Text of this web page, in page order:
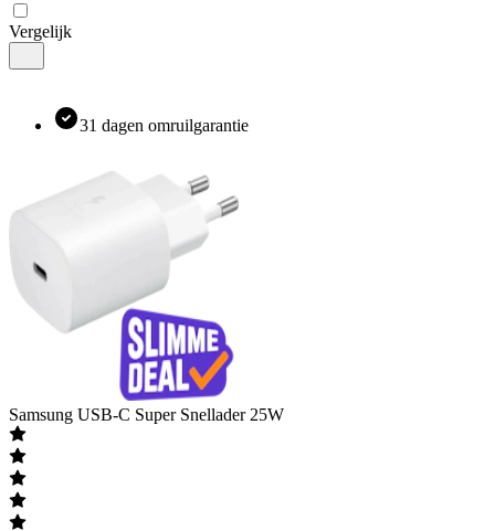
Vergelijk
31 dagen omruilgarantie
Samsung USB-C Super Snellader 25W